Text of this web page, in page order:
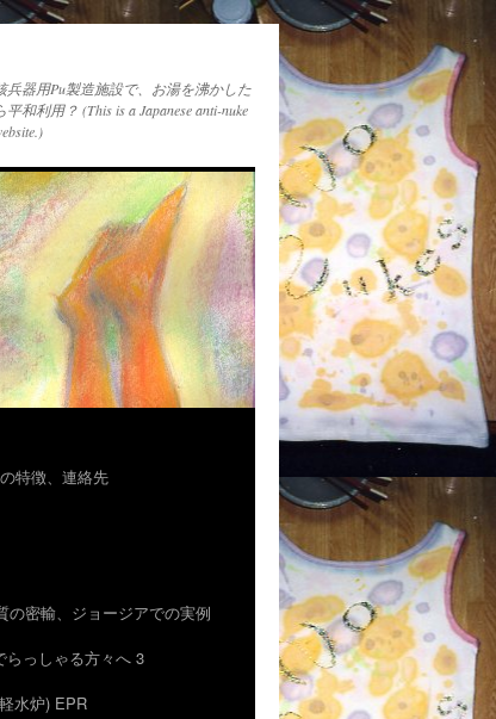
兵器用Pu製造施設で、お湯を沸かした
平和利用？ (This is a Japanese anti-nuke
特徴、連絡先
の密輸、ジョージアでの実例
らっしゃる方々へ 3
水炉) EPR